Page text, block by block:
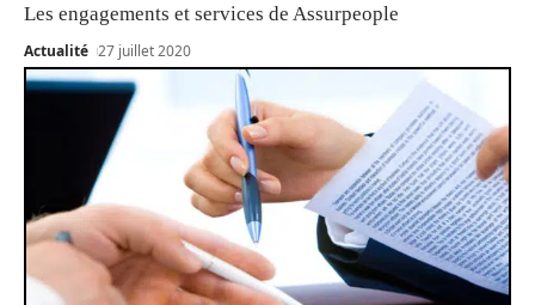
Les engagements et services de Assurpeople
Actualité 27 juillet 2020